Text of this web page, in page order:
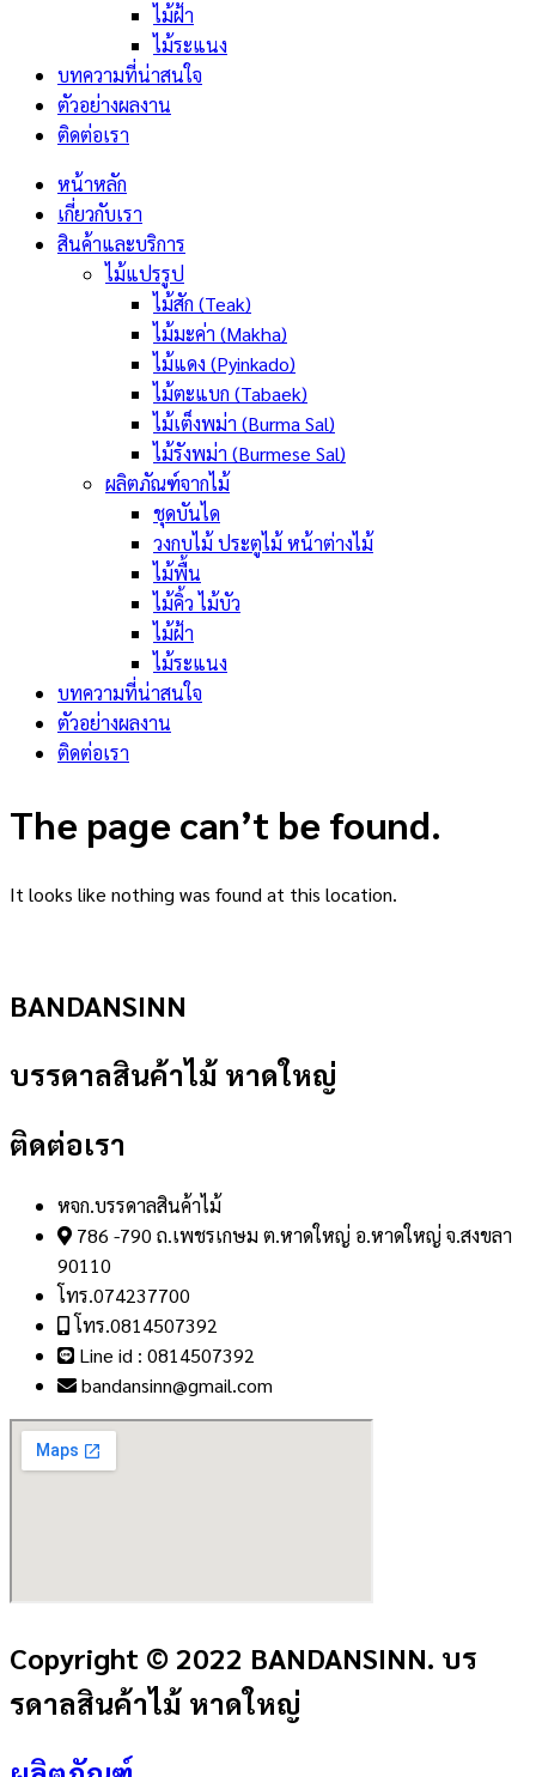
ไม้ฝ้า
ไม้ระแนง
บทความที่น่าสนใจ
ตัวอย่างผลงาน
ติดต่อเรา
หน้าหลัก
เกี่ยวกับเรา
สินค้าและบริการ
ไม้แปรรูป
ไม้สัก (Teak)
ไม้มะค่า (Makha)
ไม้แดง (Pyinkado)
ไม้ตะแบก (Tabaek)
ไม้เต็งพม่า (Burma Sal)
ไม้รังพม่า (Burmese Sal)
ผลิตภัณฑ์จากไม้
ชุดบันได
วงกบไม้ ประตูไม้ หน้าต่างไม้
ไม้พื้น
ไม้คิ้ว ไม้บัว
ไม้ฝ้า
ไม้ระแนง
บทความที่น่าสนใจ
ตัวอย่างผลงาน
ติดต่อเรา
The page can’t be found.
It looks like nothing was found at this location.
BANDANSINN
บรรดาลสินค้าไม้ หาดใหญ่
ติดต่อเรา
หจก.บรรดาลสินค้าไม้
786 -790 ถ.เพชรเกษม ต.หาดใหญ่ อ.หาดใหญ่ จ.สงขลา
90110
โทร.074237700
โทร.0814507392
Line id : 0814507392
bandansinn@gmail.com
Copyright © 2022 BANDANSINN. บร
รดาลสินค้าไม้ หาดใหญ่